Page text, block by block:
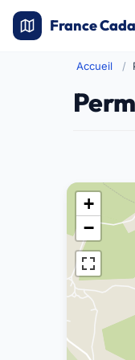
France
Accueil
+
−